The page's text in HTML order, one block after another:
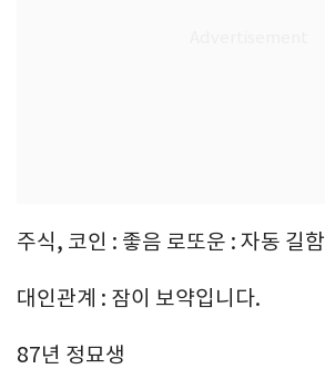
주식, 코인 : 좋음 로또운 : 자동 길함
대인관계 : 잠이 보약입니다.
87년 정묘생